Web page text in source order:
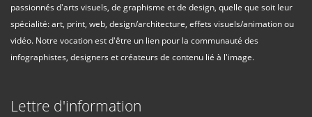
passionnés d'arts visuels, de graphisme et de design, quelle que soit leur
spécialité: art, print, web, design/architecture, effets visuels/animation ou
vidéo. Notre vocation est d'être un lien pour la communauté des
infographistes, designers et créateurs de contenu lié à l'image.
Lettre d'information